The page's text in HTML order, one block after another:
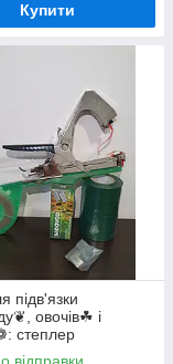
Купити
підв'язки
овочів☘ і
степлер
350